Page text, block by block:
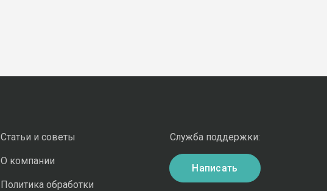
Статьи и советы
О компании
Политика обработки
Служба поддержки:
Написать